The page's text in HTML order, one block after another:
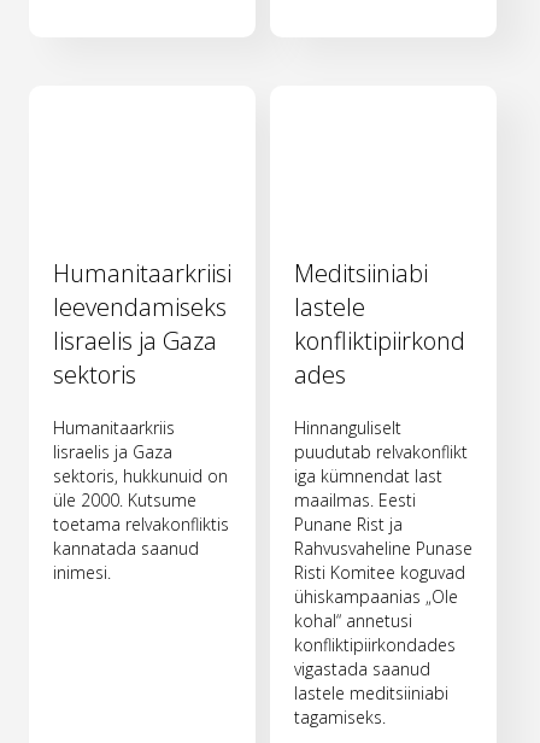
Humanitaarkriisi
leevendamiseks
Iisraelis ja Gaza
sektoris
Humanitaarkriis
Iisraelis ja Gaza
sektoris, hukkunuid on
üle 2000. Kutsume
toetama relvakonfliktis
kannatada saanud
inimesi.
Meditsiiniabi
lastele
konfliktipiirkond
ades
Hinnanguliselt
puudutab relvakonflikt
iga kümnendat last
maailmas. Eesti
Punane Rist ja
Rahvusvaheline Punase
Risti Komitee koguvad
ühiskampaanias „Ole
kohal“ annetusi
konfliktipiirkondades
vigastada saanud
lastele meditsiiniabi
tagamiseks.